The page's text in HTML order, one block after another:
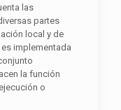
las
partes
local y de
implementada
la función
o